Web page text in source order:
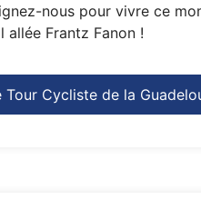
nous pour vivre ce
allée Frantz Fanon !
Tour Cycliste de la